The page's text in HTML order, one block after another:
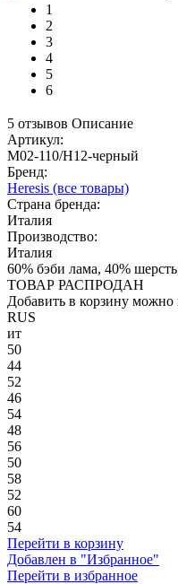
1
2
3
4
5
6
5 отзывов Описание
Артикул:
M02-110/H12-черный
Бренд:
Heresis (все товары)
Страна бренда:
Италия
Производство:
Италия
60% бэби лама, 40%
ТОВАР РАСПРОДАН
Добавить в корзину можно
RUS
ит
50
44
52
46
54
48
56
50
58
52
60
54
Перейти в корзину
Добавлен в "Избранное"
Перейти в избранное